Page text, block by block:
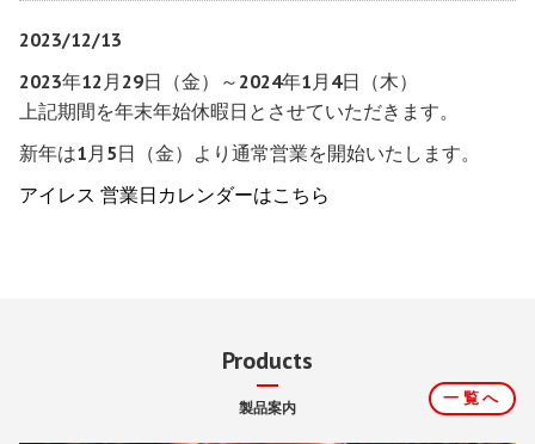
2023/12/13
2023年12月29日（金）～2024年1月4日（木）
上記期間を年末年始休暇日とさせていただきます。
新年は1月5日（金）より通常営業を開始いたします。
アイレス 営業日カレンダーはこちら
Products
製品案内 一覧へ